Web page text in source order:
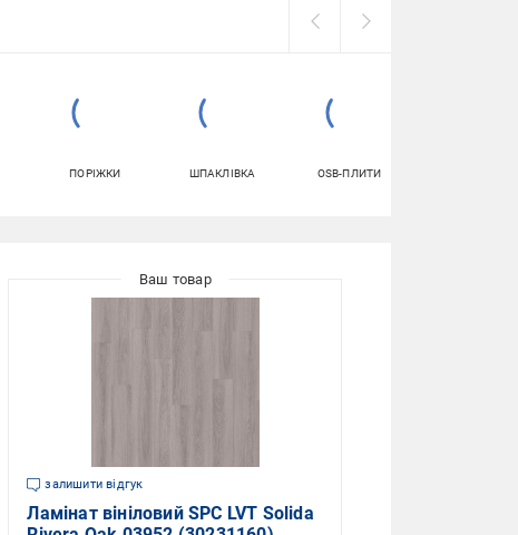
ПОРІЖКИ ШПАКЛІВКА OSB-ПЛИТИ
залишити відгук
Ламінат вініловий SPC LVT Solida